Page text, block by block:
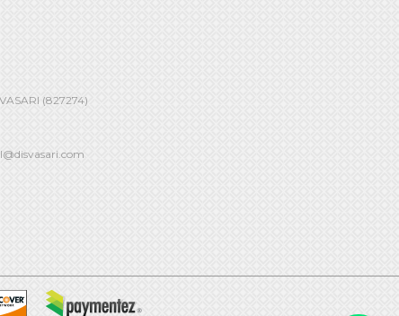
(827274)